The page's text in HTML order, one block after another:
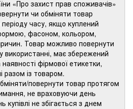
«Про захист прав споживачів»
чи обміняти товар
часу, якщо куплений
фасоном, кольором,
Товар можливо повернути
використанні, має збережений
фірмової етикетки,
разом із товаром.
повернути товар протягом
не враховуючи день
купівлі не збігається з днем